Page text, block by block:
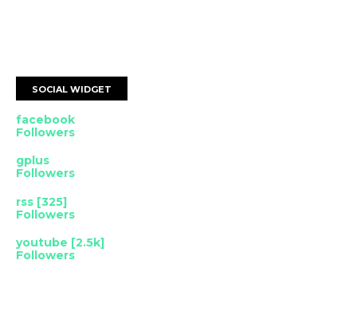
SOCIAL WIDGET
facebook
Followers
gplus
Followers
rss [325]
Followers
youtube [2.5k]
Followers